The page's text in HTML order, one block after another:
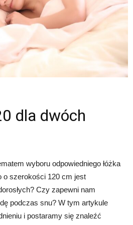
dla dwóch
wyboru odpowiedniego łóżka
o szerokości 120 cm jest
Czy zapewni nam
podczas snu? W tym artykule
i postaramy się znaleźć